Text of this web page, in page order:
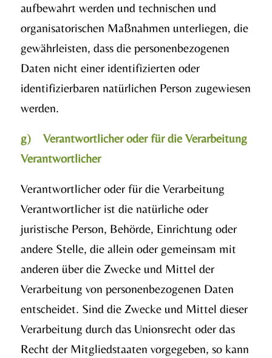
aufbewahrt werden und technischen und
organisatorischen Maßnahmen unterliegen, die
gewährleisten, dass die personenbezogenen
Daten nicht einer identifizierten oder
identifizierbaren natürlichen Person zugewiesen
werden.
g) Verantwortlicher oder für die Verarbeitung
Verantwortlicher
Verantwortlicher oder für die Verarbeitung
Verantwortlicher ist die natürliche oder
juristische Person, Behörde, Einrichtung oder
andere Stelle, die allein oder gemeinsam mit
anderen über die Zwecke und Mittel der
Verarbeitung von personenbezogenen Daten
entscheidet. Sind die Zwecke und Mittel dieser
Verarbeitung durch das Unionsrecht oder das
Recht der Mitgliedstaaten vorgegeben, so kann